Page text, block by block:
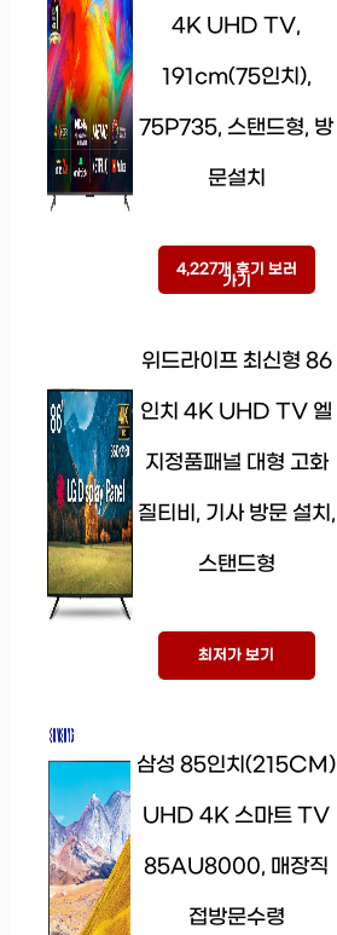
4K UHD TV,
191cm(75인치),
75P735, 스탠드형, 방
문설치
4,227개 후기 보러
가기
위드라이프 최신형 86
인치 4K UHD TV 엘
지정품패널 대형 고화
질티비, 기사 방문 설치,
스탠드형
최저가 보기
삼성 85인치(215CM)
UHD 4K 스마트 TV
85AU8000, 매장직
접방문수령